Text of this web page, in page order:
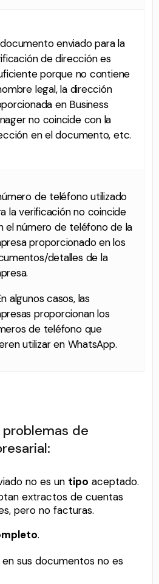
enviado para la
de dirección es
porque no contiene
legal, la dirección
en Business
no coincide con la
en el documento, etc.
de teléfono utilizado
la verificación no coincide
el número de teléfono de la
proporcionado en los
detalles de la
algunos casos, las
proporcionan los
de teléfono que
utilizar en WhatsApp.
de
no es un tipo aceptado.
extractos de cuentas
pero no facturas.
.
en sus documentos no es